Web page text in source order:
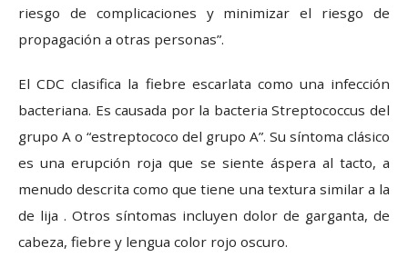
riesgo de complicaciones y minimizar el riesgo de
propagación a otras personas”.
El CDC clasifica la fiebre escarlata como una infección
bacteriana. Es causada por la bacteria Streptococcus del
grupo A o “estreptococo del grupo A”. Su síntoma clásico
es una erupción roja que se siente áspera al tacto, a
menudo descrita como que tiene una textura similar a la
de lija . Otros síntomas incluyen dolor de garganta, de
cabeza, fiebre y lengua color rojo oscuro.